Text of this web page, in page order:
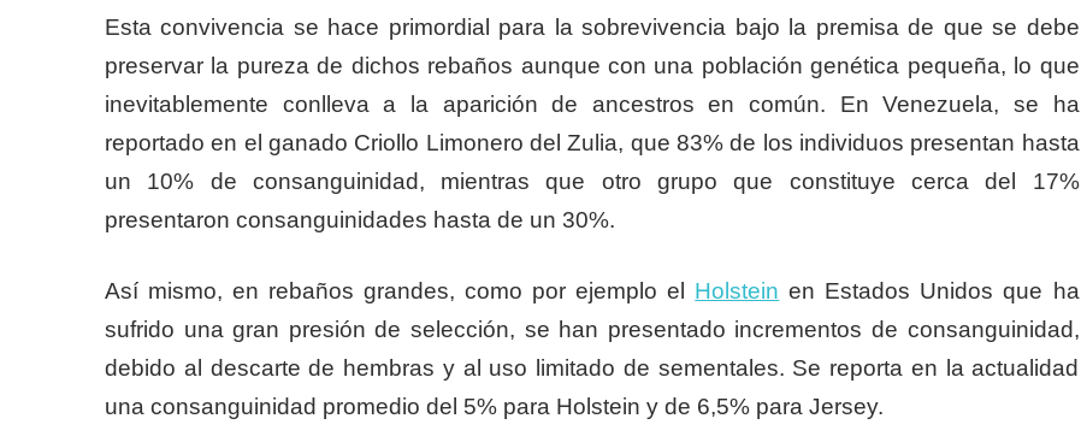
Esta convivencia se hace primordial para la sobrevivencia bajo la premisa de que se debe
preservar la pureza de dichos rebaños aunque con una población genética pequeña, lo que
inevitablemente conlleva a la aparición de ancestros en común. En Venezuela, se ha
reportado en el ganado Criollo Limonero del Zulia, que 83% de los individuos presentan hasta
un 10% de consanguinidad, mientras que otro grupo que constituye cerca del 17%
presentaron consanguinidades hasta de un 30%.
Así mismo, en rebaños grandes, como por ejemplo el Holstein en Estados Unidos que ha
sufrido una gran presión de selección, se han presentado incrementos de consanguinidad,
debido al descarte de hembras y al uso limitado de sementales. Se reporta en la actualidad
una consanguinidad promedio del 5% para Holstein y de 6,5% para Jersey.